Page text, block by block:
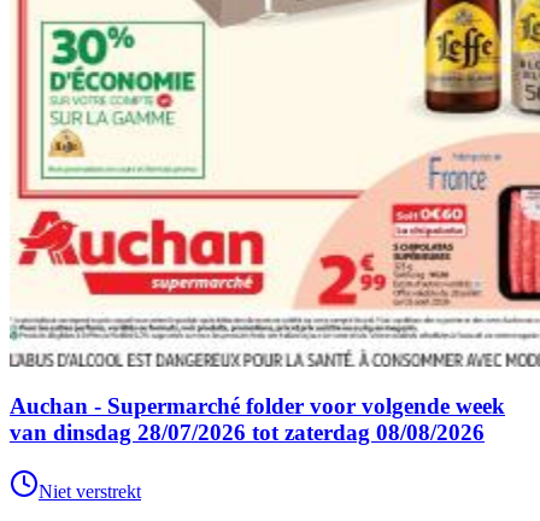
Auchan - Supermarché folder voor volgende week
van dinsdag 28/07/2026 tot zaterdag 08/08/2026
Niet verstrekt